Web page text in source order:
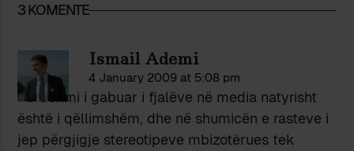
3 KOMENTE
Ismail Ademi
4 January 2009 at 5:08 pm
Përdorimi i gabuar i fjalëve në media natyrisht
është i qëllimshëm, dhe në shumicën e rasteve i
jep përgjigje stereotipeve mbizotërues tek